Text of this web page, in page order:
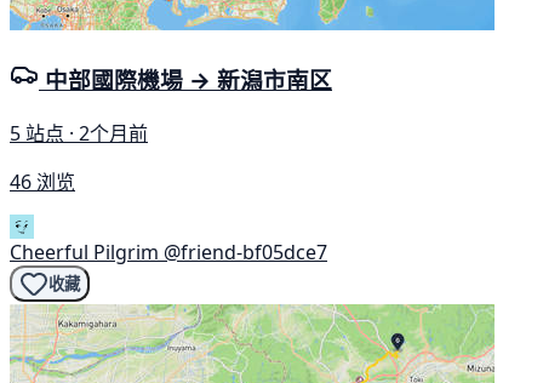
中部國際機場 → 新潟市南区
5 站点 · 2个月前
46 浏览
Cheerful Pilgrim @friend-bf05dce7
收藏